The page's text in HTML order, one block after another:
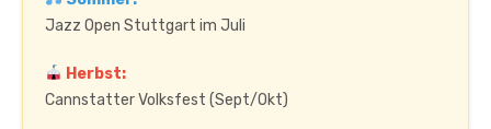
Jazz Open Stuttgart im Juli
Herbst:
Cannstatter Volksfest (Sept/Okt)